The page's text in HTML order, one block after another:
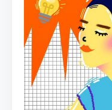
МЕДИА
КОРТЫ
КОНТАКТЫ